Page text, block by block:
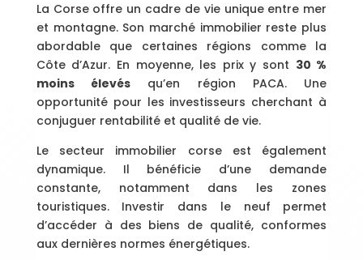
La Corse offre un cadre de vie unique entre mer
et montagne. Son marché immobilier reste plus
abordable que certaines régions comme la
Côte d’Azur. En moyenne, les prix y sont 30 %
moins élevés qu’en région PACA. Une
opportunité pour les investisseurs cherchant à
conjuguer rentabilité et qualité de vie.
Le secteur immobilier corse est également
dynamique. Il bénéficie d’une demande
constante, notamment dans les zones
touristiques. Investir dans le neuf permet
d’accéder à des biens de qualité, conformes
aux dernières normes énergétiques.